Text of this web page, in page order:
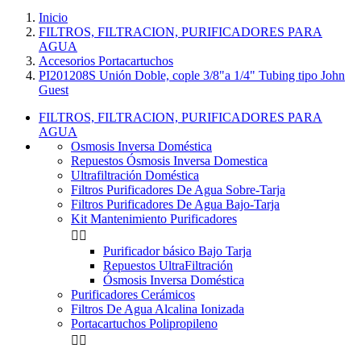
Inicio
FILTROS, FILTRACION, PURIFICADORES PARA
AGUA
Accesorios Portacartuchos
PI201208S Unión Doble, cople 3/8"a 1/4" Tubing tipo John
Guest
FILTROS, FILTRACION, PURIFICADORES PARA
AGUA
Osmosis Inversa Doméstica
Repuestos Ósmosis Inversa Domestica
Ultrafiltración Doméstica
Filtros Purificadores De Agua Sobre-Tarja
Filtros Purificadores De Agua Bajo-Tarja
Kit Mantenimiento Purificadores
 
Purificador básico Bajo Tarja
Repuestos UltraFiltración
Ósmosis Inversa Doméstica
Purificadores Cerámicos
Filtros De Agua Alcalina Ionizada
Portacartuchos Polipropileno
 